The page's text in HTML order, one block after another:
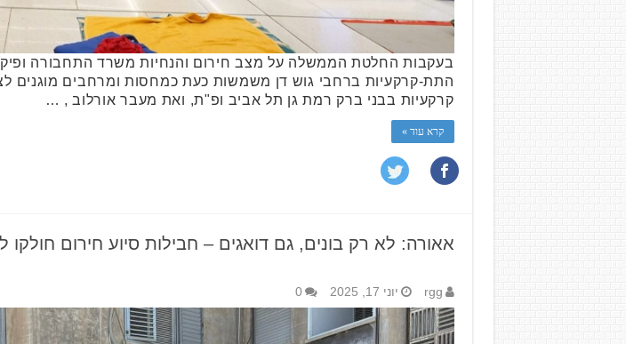
בעקבות החלטת הממשלה על מצב חירום והנחיות משרד התחבורה
קרקעיות בבני ברק רמת גן תל אביב ופ"ת, ואת מעבר אורלוב , …
קרא עוד »
אאורה: לא רק בונים, גם דואגים – חבילות סיוע חירום חולקו
rgg יוני 17, 2025 0